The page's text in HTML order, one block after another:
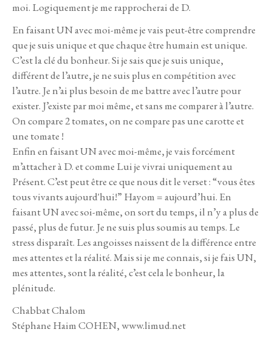
moi. Logiquement je me rapprocherai de D.
En faisant UN avec moi-même je vais peut-être comprendre
que je suis unique et que chaque être humain est unique.
C’est la clé du bonheur. Si je sais que je suis unique,
différent de l’autre, je ne suis plus en compétition avec
l’autre. Je n’ai plus besoin de me battre avec l’autre pour
exister. J’existe par moi même, et sans me comparer à l’autre.
On compare 2 tomates, on ne compare pas une carotte et
une tomate !
Enfin en faisant UN avec moi-même, je vais forcément
m’attacher à D. et comme Lui je vivrai uniquement au
Présent. C’est peut être ce que nous dit le verset : “vous êtes
tous vivants aujourd'hui!” Hayom = aujourd’hui. En
faisant UN avec soi-même, on sort du temps, il n’y a plus de
passé, plus de futur. Je ne suis plus soumis au temps. Le
stress disparaît. Les angoisses naissent de la différence entre
mes attentes et la réalité. Mais si je me connais, si je fais UN,
mes attentes, sont la réalité, c’est cela le bonheur, la
plénitude.
Chabbat Chalom
Stéphane Haim COHEN, www.limud.net